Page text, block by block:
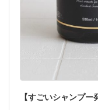
【すごいシャンプ